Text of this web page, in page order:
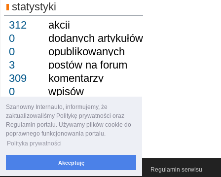
Szanowny Internauto, informujemy, że
zaktualizowaliśmy Politykę prywatności oraz
Regulamin portalu. Używamy plików cookie do
poprawnego funkcjonowania portalu.
Polityka prywatności
Akceptuję
statystyki
312
akcji
0
dodanych artykułów
0
opublikowanych
3
postów na forum
309
komentarzy
0
wpisów
0
obserwujący
0
obserwowany
0
grup
0
osiągnięcie
© 2007-2026 Włocławski Portal informacyjny Regulamin serwisu